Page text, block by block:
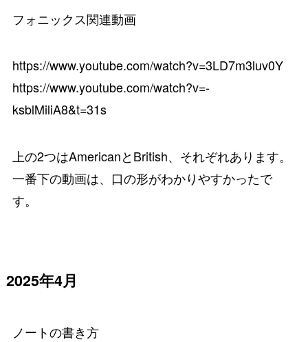
フォニックス関連動画
https://www.youtube.com/watch?v=3LD7m3luv0Y
https://www.youtube.com/watch?v=-
ksblMiliA8&t=31s
上の2つはAmericanとBritish、それぞれあります。
一番下の動画は、口の形がわかりやすかったで
す。
2025年4月
ノートの書き方